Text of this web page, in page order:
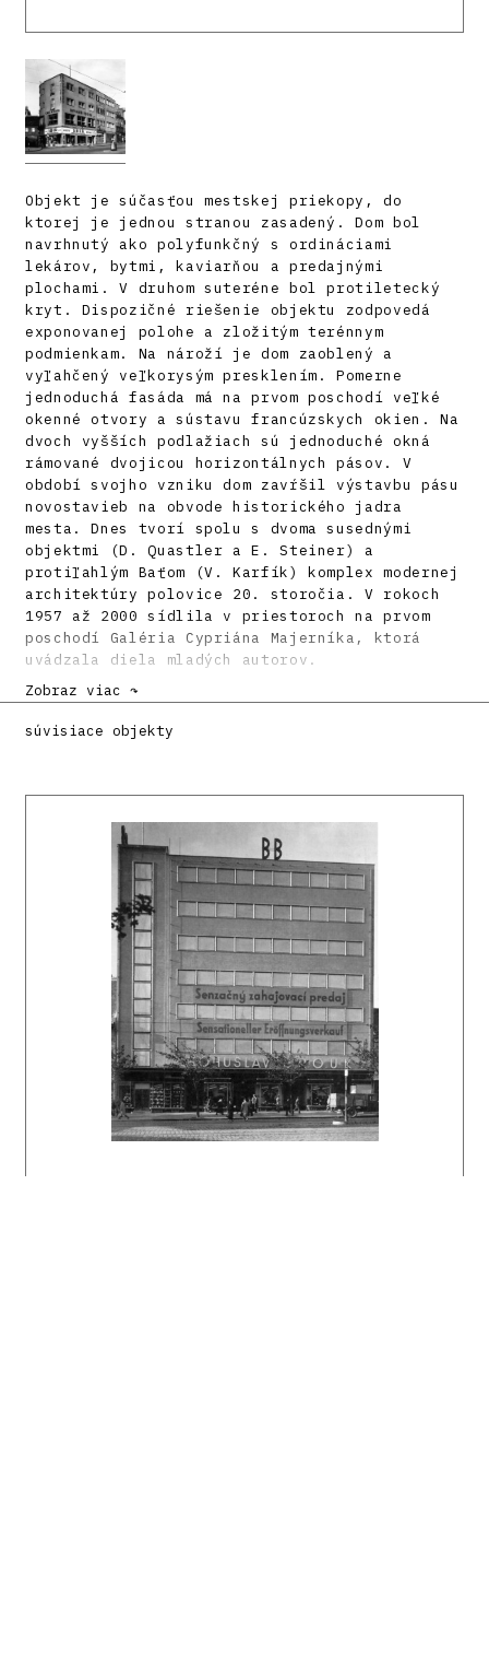
Objekt je súčasťou mestskej priekopy, do
ktorej je jednou stranou zasadený. Dom bol
navrhnutý ako polyfunkčný s ordináciami
lekárov, bytmi, kaviarňou a predajnými
plochami. V druhom suteréne bol protiletecký
kryt. Dispozičné riešenie objektu zodpovedá
exponovanej polohe a zložitým terénnym
podmienkam. Na nároží je dom zaoblený a
vyľahčený veľkorysým presklením. Pomerne
jednoduchá fasáda má na prvom poschodí veľké
okenné otvory a sústavu francúzskych okien. Na
dvoch vyšších podlažiach sú jednoduché okná
rámované dvojicou horizontálnych pásov. V
období svojho vzniku dom zavŕšil výstavbu pásu
novostavieb na obvode historického jadra
mesta. Dnes tvorí spolu s dvoma susednými
objektmi (D. Quastler a E. Steiner) a
protiľahlým Baťom (V. Karfík) komplex modernej
architektúry polovice 20. storočia. V rokoch
1957 až 2000 sídlila v priestoroch na prvom
poschodí Galéria Cypriána Majerníka, ktorá
uvádzala diela mladých autorov.
Literatúra:
MORAVČÍKOVÁ, Henrieta: Tradícia a novátorstvo
DULLA, Matúš – MORAVČÍKOVÁ, Henrieta:
Architektúra Slovenska v 20. storočí.
Bratislava, Slovart 2002, 512 s., tu s. 395.
MORAVČÍKOVÁ, Henrieta: Dva modely prijímania
moderny v architektúre Slovenska: Fridrich
Weinwurm a Christian Ludwig. Architektúra &
urbanizmus 40, 2006, 3 – 4, s. 131 – 154.
Zobraz viac ↷
súvisiace objekty